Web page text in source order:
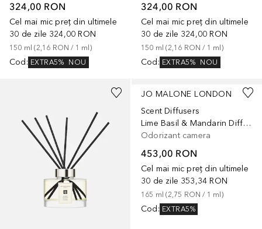
324,00 RON
Cel mai mic preț din ultimele
30 de zile 324,00 RON
150 ml (2,16 RON / 1 ml )
Cod: EXTRA5% NOU
324,00 RON
Cel mai mic preț din ultimele
30 de zile 324,00 RON
150 ml (2,16 RON / 1 ml )
Cod: EXTRA5% NOU
JO MALONE LONDON
Scent Diffusers
Lime Basil & Mandarin Diffuser
Odorizant camera
453,00 RON
Cel mai mic preț din ultimele
30 de zile 353,34 RON
165 ml (2,75 RON / 1 ml )
Cod: EXTRA5%